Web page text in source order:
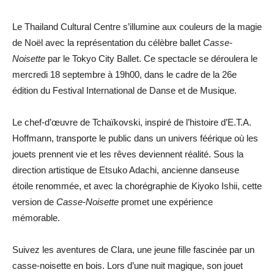
Le Thailand Cultural Centre s’illumine aux couleurs de la magie
de Noël avec la représentation du célèbre ballet Casse-
Noisette par le Tokyo City Ballet. Ce spectacle se déroulera le
mercredi 18 septembre à 19h00, dans le cadre de la 26e
édition du Festival International de Danse et de Musique.
Le chef-d’œuvre de Tchaïkovski, inspiré de l’histoire d’E.T.A.
Hoffmann, transporte le public dans un univers féérique où les
jouets prennent vie et les rêves deviennent réalité. Sous la
direction artistique de Etsuko Adachi, ancienne danseuse
étoile renommée, et avec la chorégraphie de Kiyoko Ishii, cette
version de Casse-Noisette promet une expérience
mémorable.
Suivez les aventures de Clara, une jeune fille fascinée par un
casse-noisette en bois. Lors d’une nuit magique, son jouet